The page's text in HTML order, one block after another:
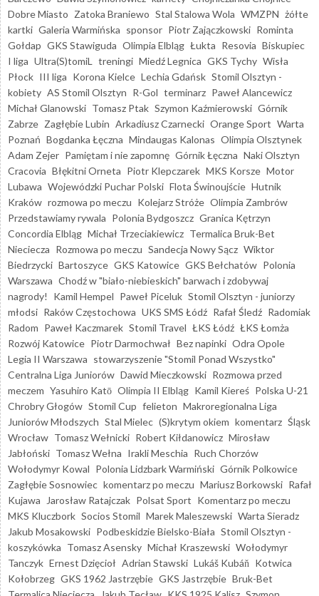
Dobre Miasto Zatoka Braniewo Stal Stalowa Wola WMZPN żółte
kartki Galeria Warmińska sponsor Piotr Zajączkowski Rominta
Gołdap GKS Stawiguda Olimpia Elbląg Łukta Resovia Biskupiec
I liga Ultra(S)tomiL treningi Miedź Legnica GKS Tychy Wisła
Płock III liga Korona Kielce Lechia Gdańsk Stomil Olsztyn -
kobiety AS Stomil Olsztyn R-Gol terminarz Paweł Alancewicz
Michał Glanowski Tomasz Ptak Szymon Kaźmierowski Górnik
Zabrze Zagłębie Lubin Arkadiusz Czarnecki Orange Sport Warta
Poznań Bogdanka Łęczna Mindaugas Kalonas Olimpia Olsztynek
Adam Zejer Pamiętam i nie zapomnę Górnik Łęczna Naki Olsztyn
Cracovia Błękitni Orneta Piotr Klepczarek MKS Korsze Motor
Lubawa Wojewódzki Puchar Polski Flota Świnoujście Hutnik
Kraków rozmowa po meczu Kolejarz Stróże Olimpia Zambrów
Przedstawiamy rywala Polonia Bydgoszcz Granica Kętrzyn
Concordia Elbląg Michał Trzeciakiewicz Termalica Bruk-Bet
Nieciecza Rozmowa po meczu Sandecja Nowy Sącz Wiktor
Biedrzycki Bartoszyce GKS Katowice GKS Bełchatów Polonia
Warszawa Chodź w "biało-niebieskich" barwach i zdobywaj
nagrody!
Kamil Hempel Paweł Piceluk Stomil Olsztyn - juniorzy
młodsi Raków Częstochowa UKS SMS Łódź Rafał Śledź Radomiak
Radom Paweł Kaczmarek Stomil Travel ŁKS Łódź ŁKS Łomża
Rozwój Katowice Piotr Darmochwał Bez napinki Odra Opole
Legia II Warszawa stowarzyszenie "Stomil Ponad Wszystko"
Centralna Liga Juniorów Dawid Mieczkowski Rozmowa przed
meczem Yasuhiro Katō Olimpia II Elbląg Kamil Kiereś Polska U-21
Chrobry Głogów Stomil Cup felieton Makroregionalna Liga
Juniorów Młodszych Stal Mielec (S)krytym okiem komentarz Śląsk
Wrocław Tomasz Wełnicki Robert Kiłdanowicz Mirosław
Jabłoński Tomasz Wełna Irakli Meschia Ruch Chorzów
Wołodymyr Kowal Polonia Lidzbark Warmiński Górnik Polkowice
Zagłębie Sosnowiec komentarz po meczu Mariusz Borkowski Rafał
Kujawa
Jarosław Ratajczak Polsat Sport Komentarz po meczu
MKS Kluczbork Socios Stomil Marek Maleszewski Warta Sieradz
Jakub Mosakowski Podbeskidzie Bielsko-Biała Stomil Olsztyn -
koszykówka Tomasz Asensky Michał Kraszewski Wołodymyr
Tanczyk Ernest Dzięcioł Adrian Stawski Lukáš Kubáň Kotwica
Kołobrzeg GKS 1962 Jastrzębie GKS Jastrzębie Bruk-Bet